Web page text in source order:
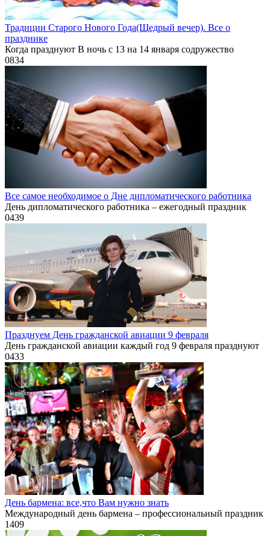
Традиции Старого Нового Года(Щедрый вечер). Все о
празднике
Когда празднуют В ночь с 13 на 14 января содружество
0834
Все самое необходимое о Дне дипломатического работника
День дипломатического работника – ежегодный праздник
0439
Празднуем День гражданской авиации 9 февраля
День гражданской авиации каждый год 9 февраля празднуют
0433
День бармена: все,что Вам нужно знать
Международный день бармена – профессиональный праздник
1409